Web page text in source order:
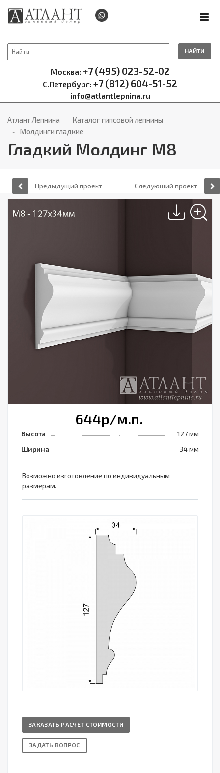
НАЙТИ
Москва: +7 (495) 023-52-02
С.Петербург: +7 (812) 604-51-52
info@atlantlepnina.ru
Атлант Лепнина
Каталог гипсовой лепнины
Молдинги гладкие
Гладкий Молдинг М8
Предыдущий проект Следующий проект
644р/м.п.
Высота
127 мм
Ширина
34 мм
Возможно изготовление по индивидуальным
размерам.
ЗАКАЗАТЬ РАСЧЕТ СТОИМОСТИ
ЗАДАТЬ ВОПРОС